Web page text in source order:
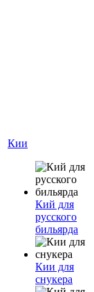
Кии
Кий для
русского
бильярда
Кии для
снукера